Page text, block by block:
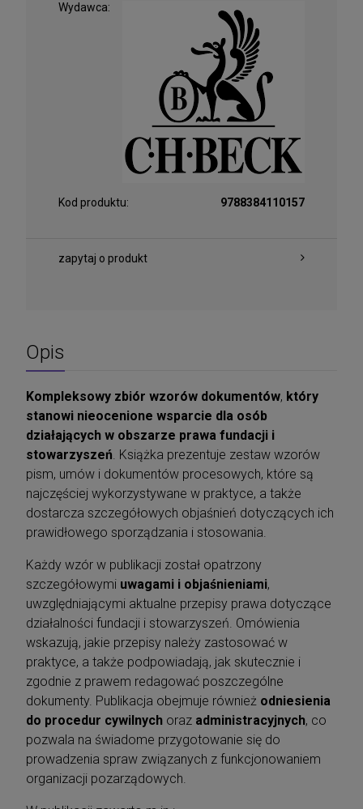
Wydawca:
Kod produktu: 9788384110157
zapytaj o produkt
Opis
Kompleksowy zbiór wzorów dokumentów, który
stanowi nieocenione wsparcie dla osób
działających w obszarze prawa fundacji i
stowarzyszeń. Książka prezentuje zestaw wzorów
pism, umów i dokumentów procesowych, które są
najczęściej wykorzystywane w praktyce, a także
dostarcza szczegółowych objaśnień dotyczących ich
prawidłowego sporządzania i stosowania.
Każdy wzór w publikacji został opatrzony
szczegółowymi uwagami i objaśnieniami,
uwzględniającymi aktualne przepisy prawa dotyczące
działalności fundacji i stowarzyszeń. Omówienia
wskazują, jakie przepisy należy zastosować w
praktyce, a także podpowiadają, jak skutecznie i
zgodnie z prawem redagować poszczególne
dokumenty. Publikacja obejmuje również odniesienia
do procedur cywilnych oraz administracyjnych, co
pozwala na świadome przygotowanie się do
prowadzenia spraw związanych z funkcjonowaniem
organizacji pozarządowych.